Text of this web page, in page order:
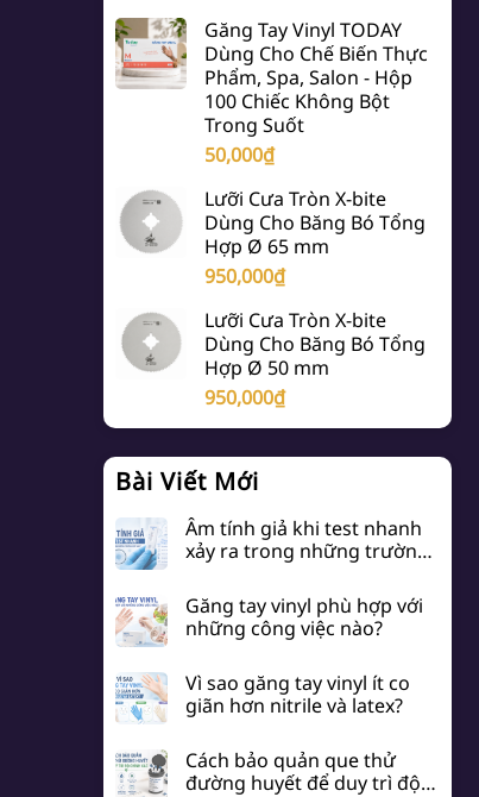
Găng Tay Vinyl TODAY
Dùng Cho Chế Biến Thực
Phẩm, Spa, Salon - Hộp
100 Chiếc Không Bột
Trong Suốt
50,000₫
Lưỡi Cưa Tròn X-bite
Dùng Cho Băng Bó Tổng
Hợp Ø 65 mm
950,000₫
Lưỡi Cưa Tròn X-bite
Dùng Cho Băng Bó Tổng
Hợp Ø 50 mm
950,000₫
Bài Viết Mới
Âm tính giả khi test nhanh
xảy ra trong những trường
Găng tay vinyl phù hợp với
những công việc nào?
Vì sao găng tay vinyl ít co
giãn hơn nitrile và latex?
Cách bảo quản que thử
đường huyết để duy trì độ